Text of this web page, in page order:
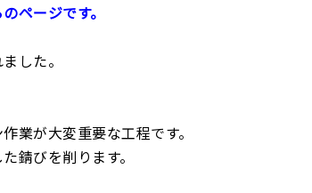
ページです。
した。
業が大変重要な工程です。
錆びを削ります。